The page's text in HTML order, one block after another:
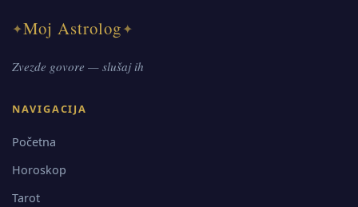
✦Moj Astrolog✦
Zvezde govore — slušaj ih
NAVIGACIJA
Početna
Horoskop
Tarot